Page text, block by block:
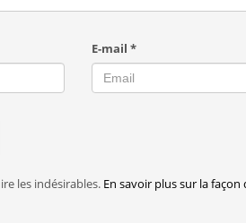
E-mail*
les indésirables. En savoir plus sur la